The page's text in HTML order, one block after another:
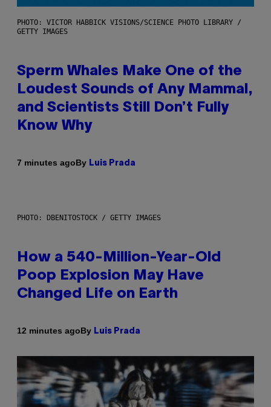
PHOTO: VICTOR HABBICK VISIONS/SCIENCE PHOTO LIBRARY /
GETTY IMAGES
Sperm Whales Make One of the
Loudest Sounds of Any Mammal,
and Scientists Still Don’t Fully
Know Why
7 minutes agoBy Luis Prada
PHOTO: DBENITOSTOCK / GETTY IMAGES
How a 540-Million-Year-Old
Poop Explosion May Have
Changed Life on Earth
12 minutes agoBy Luis Prada